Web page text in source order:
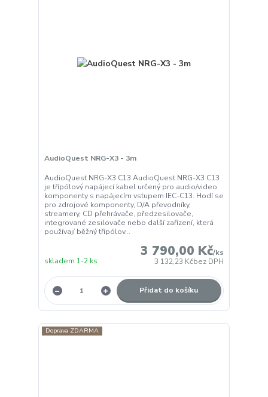
AudioQuest NRG-X3 - 3m
AudioQuest NRG-X3 C13 AudioQuest NRG-X3 C13
je třípólový napájecí kabel určený pro audio/video
komponenty s napájecím vstupem IEC-C13. Hodí se
pro zdrojové komponenty, D/A převodníky,
streamery, CD přehrávače, předzesilovače,
integrované zesilovače nebo další zařízení, která
používají běžný třípólov...
3 790,00 Kč/ks
3 132,23 Kčbez DPH
skladem 1-2 ks
Přidat do košíku
Doprava ZDARMA